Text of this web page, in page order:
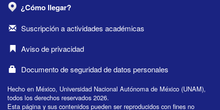
¿Cómo llegar?
Suscripción a actividades académicas
Aviso de privacidad
Documento de seguridad de datos personales
Hecho en México, Universidad Nacional Autónoma de México (UNAM),
todos los derechos reservados 2026.
Esta página y sus contenidos pueden ser reproducidos con fines no